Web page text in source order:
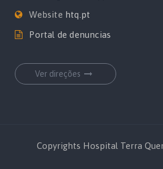
Website htq.pt
Portal de denuncias
Ver direções
Copyrights Hospital Terra